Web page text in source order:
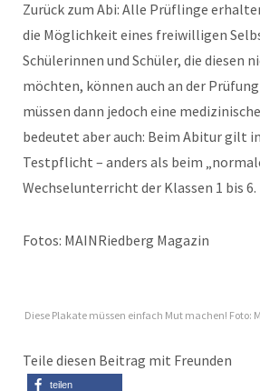
Zurück zum Abi: Alle Prüflinge
die Möglichkeit eines freiwilligen
Schülerinnen und Schüler, die diesen
möchten, können auch an der
müssen dann jedoch eine
bedeutet aber auch: Beim Abitur gilt
Testpflicht – anders als beim
Wechselunterricht der Klassen 1 bis 6.
Fotos: MAINRiedberg Magazin
Diese Plakate müssen einfach Mut machen! Foto:
Teile diesen Beitrag mit Freunden
teilen